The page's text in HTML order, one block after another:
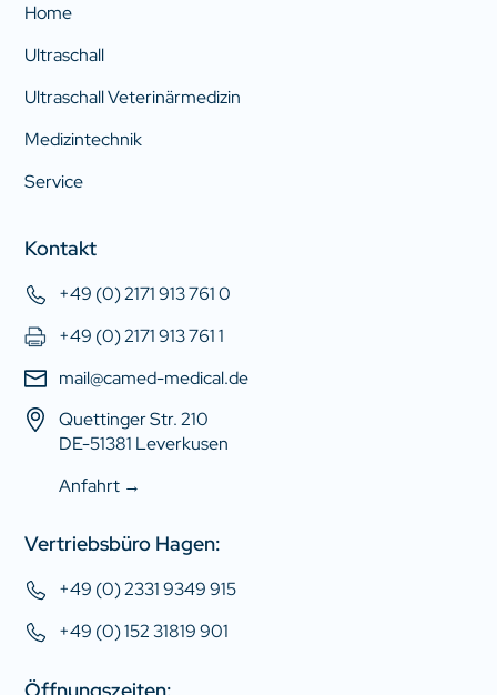
Home
Ultraschall
Ultraschall Veterinärmedizin
Medizintechnik
Service
Kontakt
+49 (0) 2171 913 761 0
+49 (0) 2171 913 761 1
mail@camed-medical.de
Quettinger Str. 210
DE-51381 Leverkusen
Anfahrt →
Vertriebsbüro Hagen:
+49 (0) 2331 9349 915
+49 (0) 152 31819 901